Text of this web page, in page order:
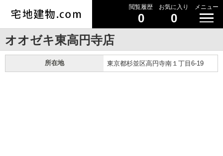
閲覧履歴
0
お気に入り
0
メニュー
オオゼキ東高円寺店
所在地 東京都杉並区高円寺南１丁目6-19